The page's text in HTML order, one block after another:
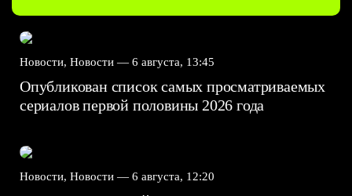
Новости, Новости — 6 августа, 13:45
Опубликован список самых просматриваемых
сериалов первой половины 2026 года
Новости, Новости — 6 августа, 12:20